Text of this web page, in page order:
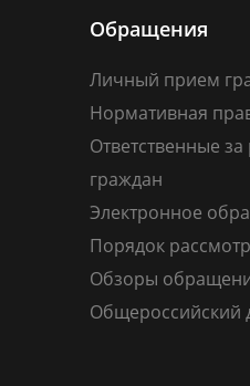
Обращения
Личный прием
Нормативная
Ответственные
граждан
Электронное
Порядок
Обзоры
Общероссийский